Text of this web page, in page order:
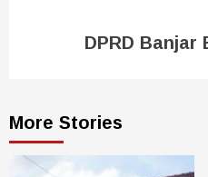
DPRD Banjar
More Stories